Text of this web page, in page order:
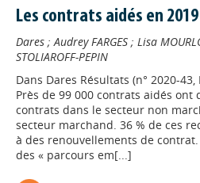
Les contrats aidés en 2019
Dares ;Audrey FARGES ; Lisa
STOLIAROFF-PEPIN
Dans Dares Résultats (n° 2020-
Près de 99 000 contrats aidés ont
contrats dans le secteur non
secteur marchand. 36 % de ces
à des renouvellements de
des « parcours em[...]